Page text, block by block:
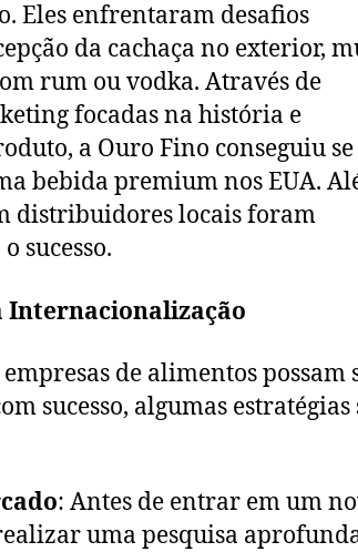
Eles enfrentaram desafios
da cachaça no exterior,
rum ou vodka. Através de
focadas na história e
a Ouro Fino conseguiu se
bebida premium nos EUA.
distribuidores locais foram
sucesso.
Internacionalização
de alimentos possam
sucesso, algumas estratégias
: Antes de entrar em um
uma pesquisa